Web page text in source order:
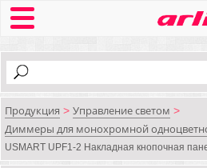
Продукция > Управление светом >
Диммеры для монохромной
USMART UPF1-2 Накладная кнопочная